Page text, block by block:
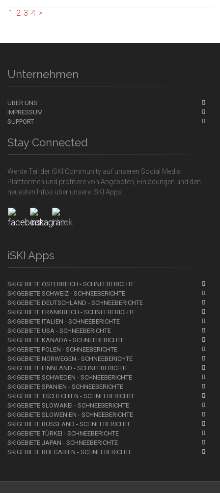
1 2 3 4 >
Unternehmen
ÜBER UNS
IMPRESSUM
SUPPORT
Stay Connected
Werde Teil der iSKI Community auf unseren Social Media
Plattformen und profitiere von Angeboten, Einladungen und den
neuesten Infos über unsere iSKI Apps.
iSKI Apps
SKIGEBIETE ÖSTERREICH - SCHNEEBERICHTE
SKIGEBIETE SCHWEIZ - SCHNEEBERICHTE
SKIGEBIETE DEUTSCHLAND - SCHNEEBERICHTE
SKIGEBIETE FRANKREICH - SCHNEEBERICHTE
SKIGEBIETE ITALIEN - SCHNEEBERICHTE
SKIGEBIETE USA - SCHNEEBERICHTE
SKIGEBIETE KANADA - SCHNEEBERICHTE
SKIGEBIETE POLEN - SCHNEEBERICHTE
SKIGEBIETE NORWEGEN - SCHNEEBERICHTE
SKIGEBIETE FINNLAND - SCHNEEBERICHTE
SKIGEBIETE SCHWEDEN - SCHNEEBERICHTE
SKIGEBIETE SPANIEN - SCHNEEBERICHTE
SKIGEBIETE TSCHECHIEN - SCHNEEBERICHTE
SKIGEBIETE SLOWAKEI - SCHNEEBERICHTE
SKIGEBIETE SLOWENIEN - SCHNEEBERICHTE
SKIGEBIETE RUSSLAND - SCHNEEBERICHTE
SKIGEBIETE TÜRKEI - SCHNEEBERICHTE
SKIGEBIETE JAPAN - SCHNEEBERICHTE
SKIGEBIETE BULGARIEN - SCHNEEBERICHTE